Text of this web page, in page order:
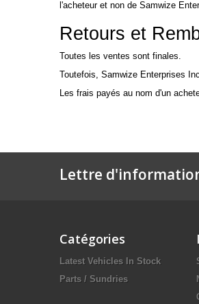
l'acheteur et non de Samwize
Retours et
Toutes les ventes sont finales.
Toutefois, Samwize Enterprises
Les frais payés au nom d'un
Lettre
Catégories
Latest Vehicles In Stock
Parts / Sundries